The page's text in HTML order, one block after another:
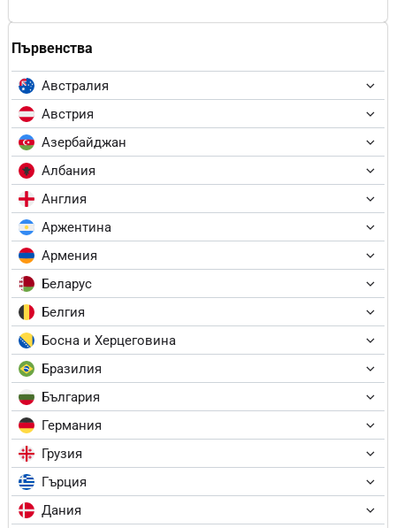
Първенства
Австралия
Австрия
Азербайджан
Албания
Англия
Аржентина
Армения
Беларус
Белгия
Босна и Херцеговина
Бразилия
България
Германия
Грузия
Гърция
Дания